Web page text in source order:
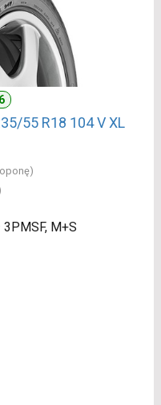
55 R18 104 V XL
M+S